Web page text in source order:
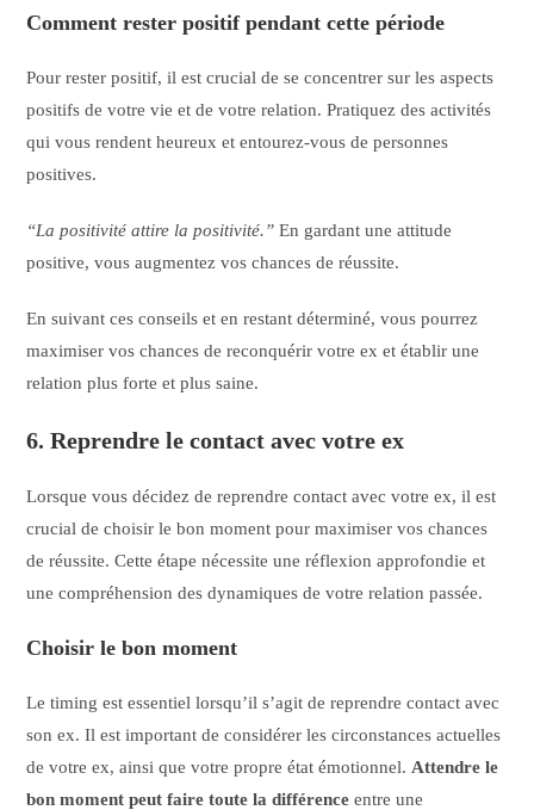
Comment rester positif pendant cette période
Pour rester positif, il est crucial de se concentrer sur les aspects
positifs de votre vie et de votre relation. Pratiquez des activités
qui vous rendent heureux et entourez-vous de personnes
positives.
“La positivité attire la positivité.” En gardant une attitude
positive, vous augmentez vos chances de réussite.
En suivant ces conseils et en restant déterminé, vous pourrez
maximiser vos chances de reconquérir votre ex et établir une
relation plus forte et plus saine.
6. Reprendre le contact avec votre ex
Lorsque vous décidez de reprendre contact avec votre ex, il est
crucial de choisir le bon moment pour maximiser vos chances
de réussite. Cette étape nécessite une réflexion approfondie et
une compréhension des dynamiques de votre relation passée.
Choisir le bon moment
Le timing est essentiel lorsqu’il s’agit de reprendre contact avec
son ex. Il est important de considérer les circonstances actuelles
de votre ex, ainsi que votre propre état émotionnel. Attendre le
bon moment peut faire toute la différence entre une